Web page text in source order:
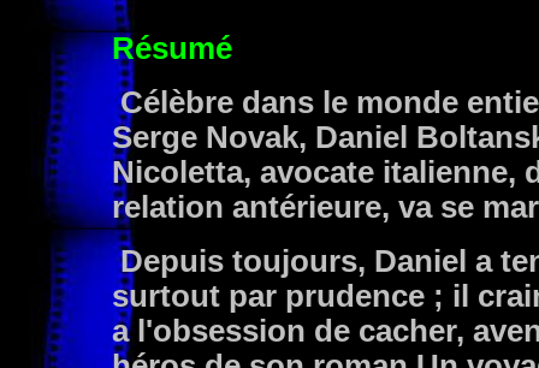
Résumé
Célèbre dans le monde
Serge Novak, Daniel
Nicoletta, avocate italienne,
relation antérieure, va se
Depuis toujours, Daniel a
surtout par prudence ; il
a l'obsession de cacher,